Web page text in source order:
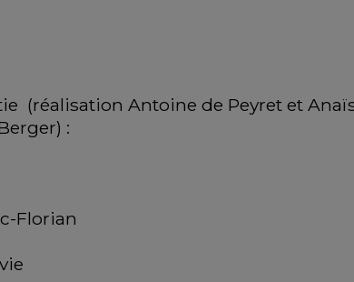
(réalisation Antoine de Peyret et
:
Florian